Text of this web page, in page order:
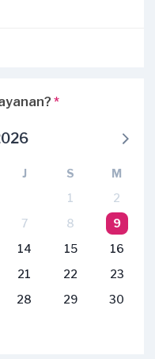
*
J S
M
1
2
7 8
9
14 15
16
21 22
23
28 29
30